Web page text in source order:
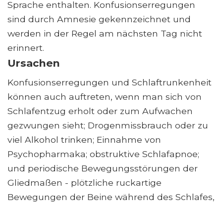
Sprache enthalten. Konfusionserregungen
sind durch Amnesie gekennzeichnet und
werden in der Regel am nächsten Tag nicht
erinnert.
Ursachen
Konfusionserregungen und Schlaftrunkenheit
können auch auftreten, wenn man sich von
Schlafentzug erholt oder zum Aufwachen
gezwungen sieht; Drogenmissbrauch oder zu
viel Alkohol trinken; Einnahme von
Psychopharmaka; obstruktive Schlafapnoe;
und periodische Bewegungsstörungen der
Gliedmaßen - plötzliche ruckartige
Bewegungen der Beine während des Schlafes,